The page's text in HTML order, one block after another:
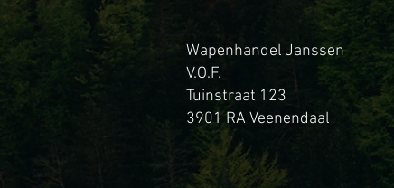
Wapenhandel Janssen
V.O.F.
Tuinstraat 123
3901 RA Veenendaal